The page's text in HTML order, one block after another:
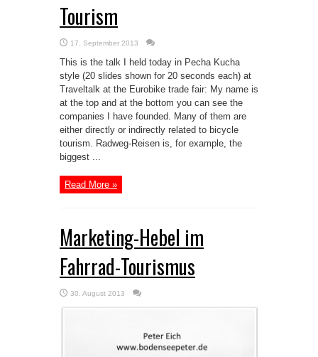
Tourism
17. September 2013
This is the talk I held today in Pecha Kucha
style (20 slides shown for 20 seconds each) at
Traveltalk at the Eurobike trade fair: My name is
at the top and at the bottom you can see the
companies I have founded. Many of them are
either directly or indirectly related to bicycle
tourism. Radweg-Reisen is, for example, the
biggest ...
Read More »
Marketing-Hebel im
Fahrrad-Tourismus
30. August 2013